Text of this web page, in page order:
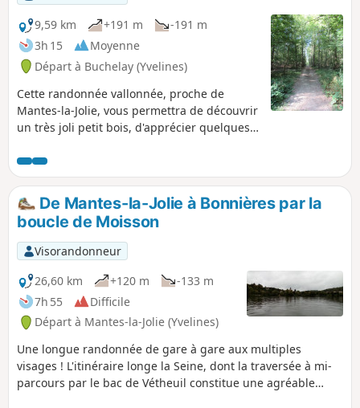
9,59 km
+191 m
-191 m
3h 15
Moyenne
Départ à Buchelay (Yvelines)
Cette randonnée vallonnée, proche de
Mantes-la-Jolie, vous permettra de découvrir
un très joli petit bois, d'apprécier quelques
Jouy-Mauvoisin.
De Mantes-la-Jolie à Bonnières par la
boucle de Moisson
Visorandonneur
26,60 km
+120 m
-133 m
7h 55
Difficile
Départ à Mantes-la-Jolie (Yvelines)
Une longue randonnée de gare à gare aux multiples
visages ! L'itinéraire longe la Seine, dont la traversée à mi-
parcours par le bac de Vétheuil constitue une agréable